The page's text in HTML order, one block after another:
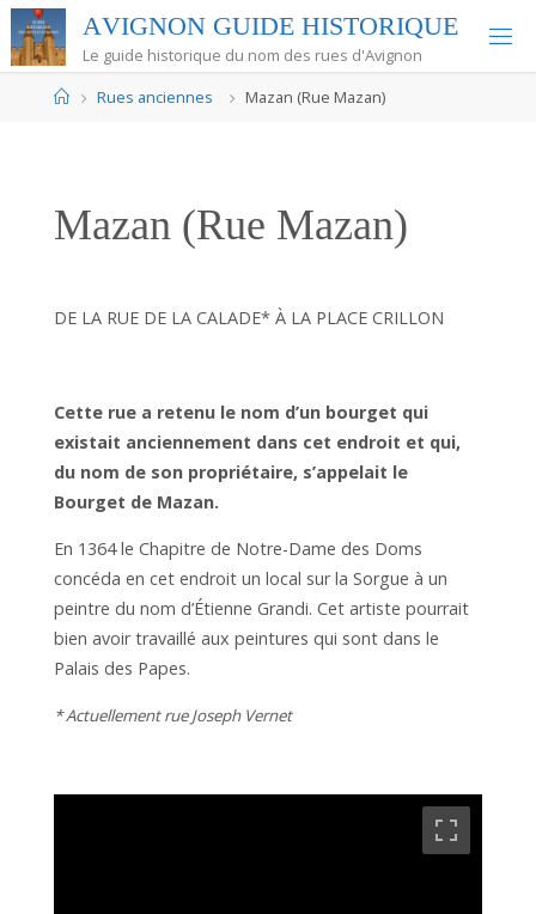
Skip
to
content
AVIGNON GUIDE HISTORIQUE
Le guide historique du nom des rues d'Avignon
HomeRues anciennes Mazan (Rue Mazan)
Mazan (Rue Mazan)
DE LA RUE DE LA CALADE* À LA PLACE CRILLON
Cette rue a retenu le nom d’un bourget qui
existait anciennement dans cet endroit et qui,
du nom de son propriétaire, s’appelait le
Bourget de Mazan.
En 1364 le Chapitre de Notre-Dame des Doms
concéda en cet endroit un local sur la Sorgue à un
peintre du nom d’Étienne Grandi. Cet artiste pourrait
bien avoir travaillé aux peintures qui sont dans le
Palais des Papes.
* Actuellement rue Joseph Vernet